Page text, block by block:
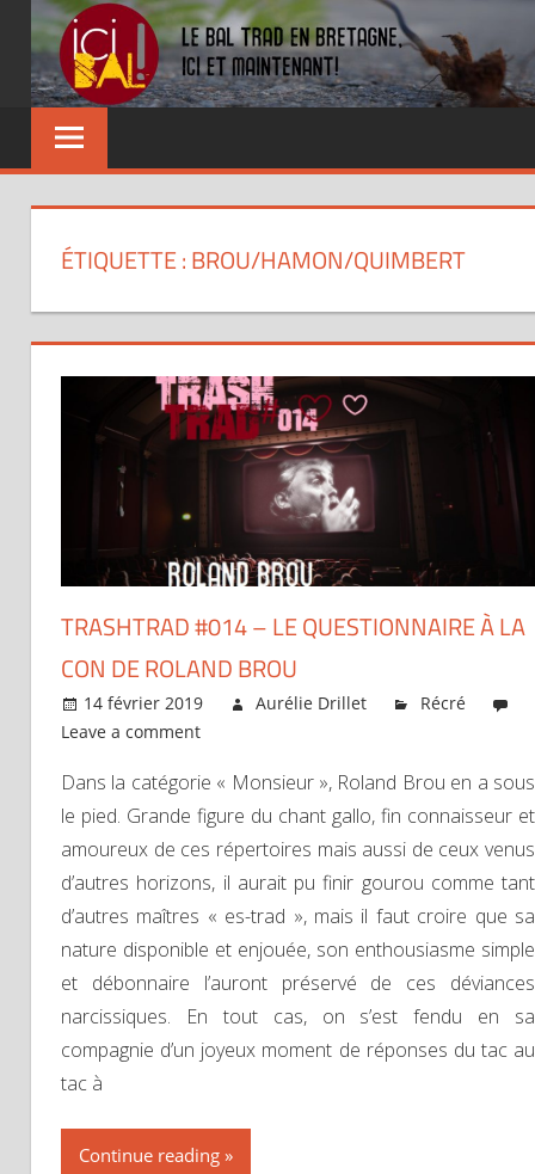
content
Dansez
partout
ÉTIQUETTE : BROU/HAMON/QUIMBERT
TRASHTRAD #014 – LE QUESTIONNAIRE À LA
CON DE ROLAND BROU
14 février 2019 Aurélie Drillet
Récré
Leave a comment
Dans la catégorie « Monsieur », Roland Brou en a sous
le pied. Grande figure du chant gallo, fin connaisseur et
amoureux de ces répertoires mais aussi de ceux venus
d’autres horizons, il aurait pu finir gourou comme tant
d’autres maîtres « es-trad », mais il faut croire que sa
nature disponible et enjouée, son enthousiasme simple
et débonnaire l’auront préservé de ces déviances
narcissiques. En tout cas, on s’est fendu en sa
compagnie d’un joyeux moment de réponses du tac au
tac à
Continue reading